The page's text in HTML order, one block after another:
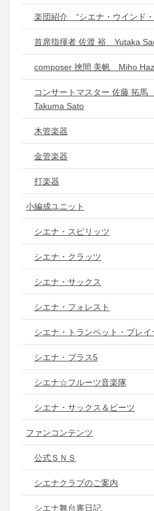
楽団紹介 “シエナ・ウインド
首席指揮者 佐渡 裕 Yutaka
composer 挾間 美帆 Miho
コンサートマスター 佐藤 拓
Takuma Sato
木管楽器
金管楽器
打楽器
小編成ユニット
シエナ・スピリッツ
シエナ・クラッツ
シエナ・サックス
シエナ・フォレスト
シエナ・トランペット・プレイ
シエナ・ブラス5
シエナ☆フルーツ音楽隊
シエナ・サックス＆ビーツ
ファンコンテンツ
公式ＳＮＳ
シエナクラブのご案内
シエナ舞台裏日記